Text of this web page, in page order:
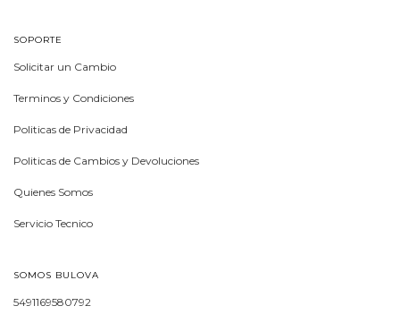
SOPORTE
Solicitar un Cambio
Terminos y Condiciones
Politicas de Privacidad
Politicas de Cambios y Devoluciones
Quienes Somos
Servicio Tecnico
SOMOS BULOVA
5491169580792